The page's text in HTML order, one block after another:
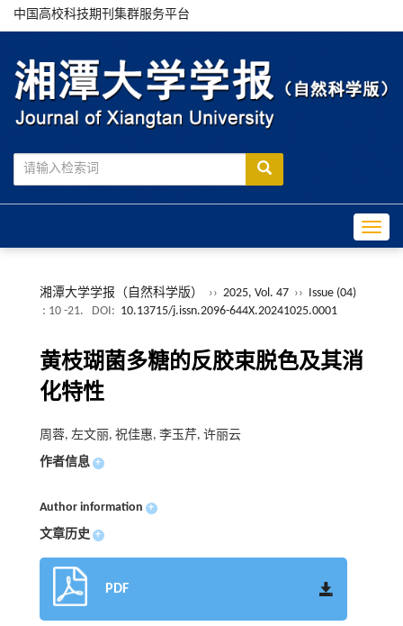
中国高校科技期刊集群服务平台
湘潭大学学报（自然科学版） ›› 2025, Vol. 47 ›› Issue (04)
: 10 -21.
DOI: 10.13715/j.issn.2096-644X.20241025.0001
黄枝瑚菌多糖的反胶束脱色及其消
化特性
周蓉, 左文丽, 祝佳惠, 李玉芹, 许丽云
作者信息 +
Author information +
文章历史 +
PDF